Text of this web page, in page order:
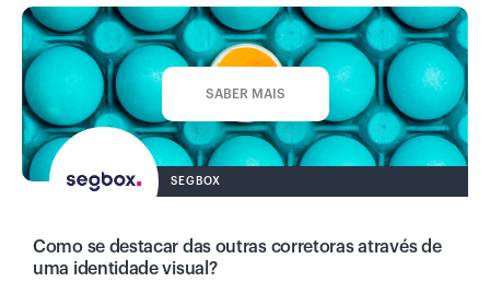
SEGBOX
SABER MAIS
Como se destacar das outras corretoras através de
uma identidade visual?